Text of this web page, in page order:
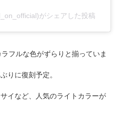
がシェアした投稿
フルな色がずらりと揃っていま
りに復刻予定。
イなど、人気のライトカラーが